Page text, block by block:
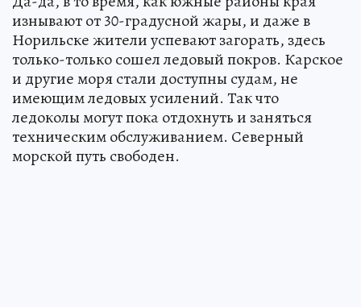
изнывают от 30-градусной жары, и даже в
Норильске жители успевают загорать, здесь
только-только сошел ледовый покров. Карское
и другие моря стали доступны судам, не
имеющим ледовых усилений. Так что
ледоколы могут пока отдохнуть и заняться
техническим обслуживанием. Северный
морской путь свободен.